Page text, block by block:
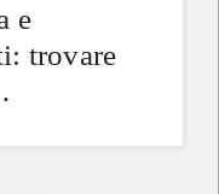
e
trovare